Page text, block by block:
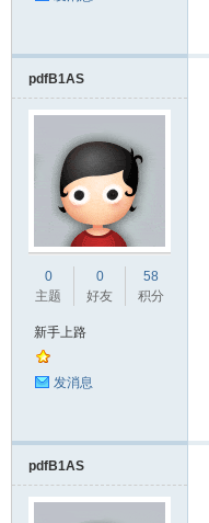
pdfB1AS
0
主题
0
好友
58
积分
新手上路
发消息
pdfB1AS